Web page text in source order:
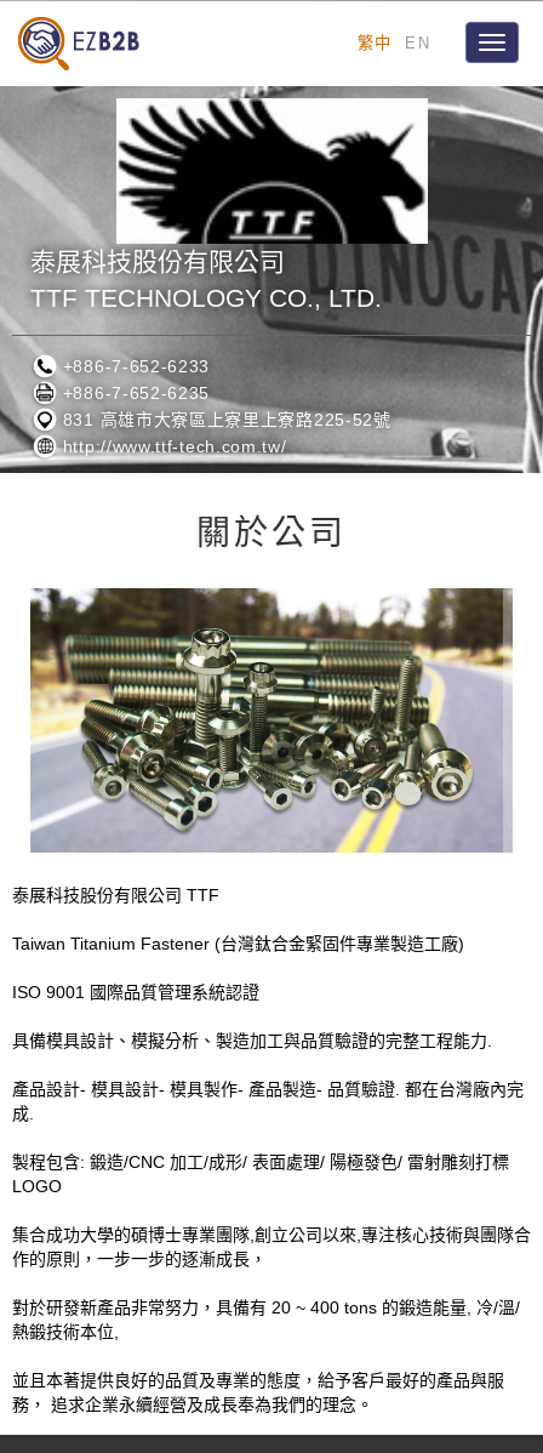
繁中 EN
Toggle
泰展科技股份有限公司
TTF TECHNOLOGY CO., LTD.
+886-7-652-6233
+886-7-652-6235
831 高雄市大寮區上寮里上寮路225-52號
http://www.ttf-tech.com.tw/
關於公司
泰展科技股份有限公司 TTF
Taiwan Titanium Fastener (台灣鈦合金緊固件專業製造工廠)
ISO 9001 國際品質管理系統認證
具備模具設計、模擬分析、製造加工與品質驗證的完整工程能力.
產品設計- 模具設計- 模具製作- 產品製造- 品質驗證. 都在台灣廠內完
成.
製程包含: 鍛造/CNC 加工/成形/ 表面處理/ 陽極發色/ 雷射雕刻打標
LOGO
集合成功大學的碩博士專業團隊,創立公司以來,專注核心技術與團隊合
作的原則，一步一步的逐漸成長，
對於研發新產品非常努力，具備有 20 ~ 400 tons 的鍛造能量, 冷/溫/
熱鍛技術本位,
並且本著提供良好的品質及專業的態度，給予客戶最好的產品與服
務， 追求企業永續經營及成長奉為我們的理念。